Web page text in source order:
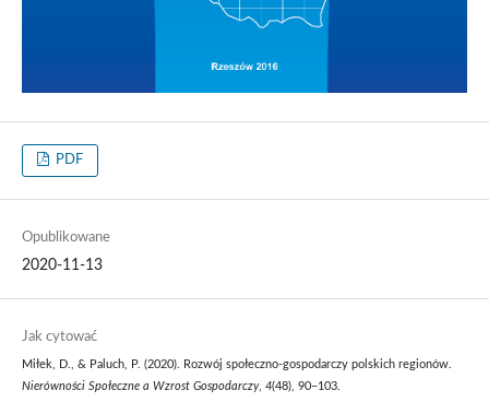
PDF
Opublikowane
2020-11-13
Jak cytować
Miłek, D., & Paluch, P. (2020). Rozwój społeczno-gospodarczy polskich regionów.
Nierówności Społeczne a Wzrost Gospodarczy, 4(48), 90–103.